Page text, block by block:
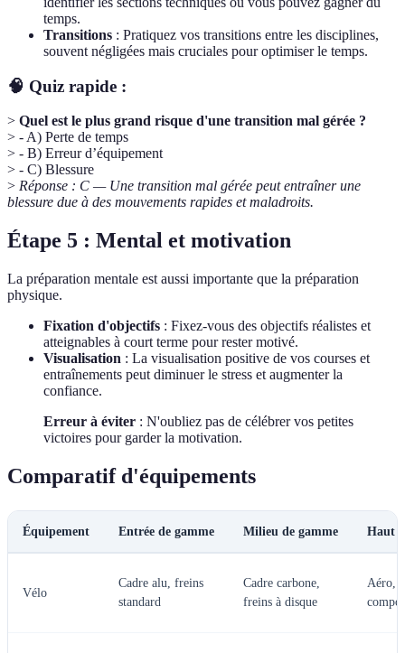
temps.
Transitions : Pratiquez vos transitions entre les disciplines,
souvent négligées mais cruciales pour optimiser le temps.
🧠 Quiz rapide :
> Quel est le plus grand risque d'une transition mal gérée ?
> - A) Perte de temps
> - B) Erreur d’équipement
> - C) Blessure
> Réponse : C — Une transition mal gérée peut entraîner une
blessure due à des mouvements rapides et maladroits.
Étape 5 : Mental et motivation
La préparation mentale est aussi importante que la préparation
physique.
Fixation d'objectifs : Fixez-vous des objectifs réalistes et
atteignables à court terme pour rester motivé.
Visualisation : La visualisation positive de vos courses et
entraînements peut diminuer le stress et augmenter la
confiance.
Erreur à éviter : N'oubliez pas de célébrer vos petites
victoires pour garder la motivation.
Comparatif d'équipements
Équipement Entrée de gamme Milieu de gamme Haut
Vélo
Cadre alu, freins
standard
Cadre carbone,
freins à disque
Aéro,